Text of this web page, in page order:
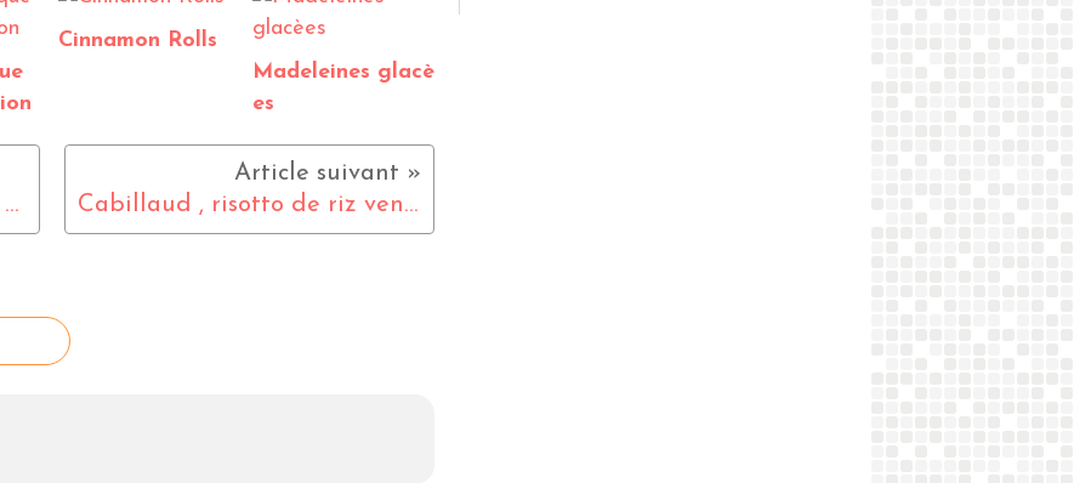
Cinnamon Rolls
Madeleines glacè
es
Tajine de poulet au safran , amandes et citron confit Cabillaud , risotto de riz venere aux coques , asperges rôties